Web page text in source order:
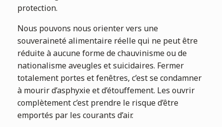
protection.
Nous pouvons nous orienter vers une
souveraineté alimentaire réelle qui ne peut être
réduite à aucune forme de chauvinisme ou de
nationalisme aveugles et suicidaires. Fermer
totalement portes et fenêtres, c’est se condamner
à mourir d’asphyxie et d’étouffement. Les ouvrir
complètement c’est prendre le risque d’être
emportés par les courants d’air.